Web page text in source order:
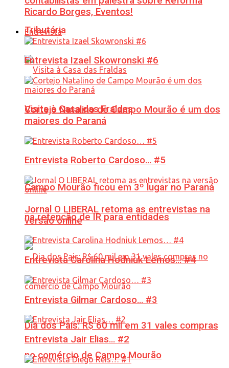
Tributária
Visita à Casa das Fraldas
Campo Mourão ficou em 3º lugar no Paraná
na retenção de IR para entidades
Dia dos Pais: R$ 60 mil em 31 vales compras
no comércio de Campo Mourão
Ricardo Borges, Eventos!
Entrevista
Entrevista Izael Skowronski #6
Cortejo Natalino de Campo Mourão é um dos
maiores do Paraná
Entrevista Roberto Cardoso… #5
Jornal O LIBERAL retoma as entrevistas na
versão online
Entrevista Carolina Hodniuk Lemos… #4
Entrevista Gilmar Cardoso… #3
Entrevista Jair Elias… #2